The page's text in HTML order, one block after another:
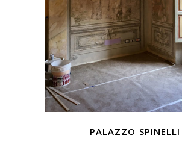
palazzo spinelli